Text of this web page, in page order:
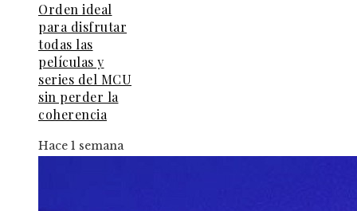
Orden ideal
para disfrutar
todas las
películas y
series del MCU
sin perder la
coherencia
Hace 1 semana